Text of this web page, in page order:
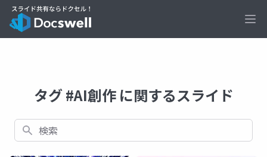
タグ #AI創作 に関するスライド
検索